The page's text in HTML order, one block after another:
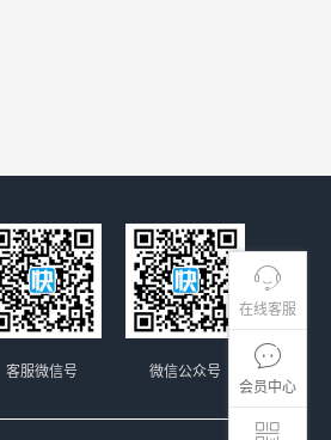
在线客服
会员中心
微信公众号
客服微信号